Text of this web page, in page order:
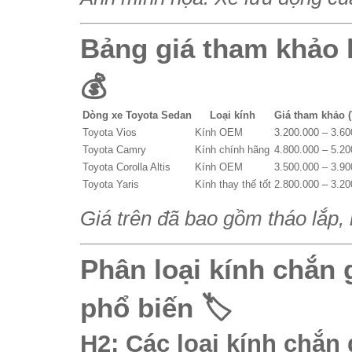
Bảng giá tham khảo
💰
Dòng xe Toyota Sedan Loại kính
Giá tham khảo
Toyota Vios
Kính OEM
3.200.000 –
Toyota Camry
Kính chính hãng 4.800.000 –
Toyota Corolla Altis
Kính OEM
3.500.000 –
Toyota Yaris
Kính thay thế tốt 2.800.000 –
Giá trên đã bao gồm tháo
Phân loại kính chắn
phổ biến 🏷️
H2: Các loại kính